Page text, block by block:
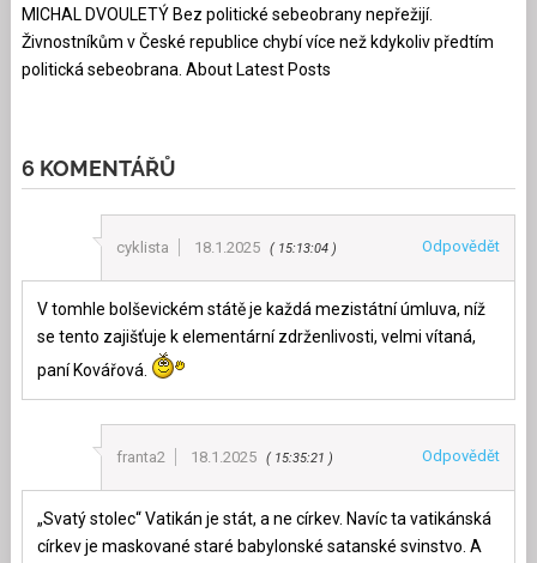
MICHAL DVOULETÝ Bez politické sebeobrany nepřežijí.
Živnostníkům v České republice chybí více než kdykoliv předtím
politická sebeobrana. About Latest Posts
6 KOMENTÁŘŮ
cyklista 18.1.2025 15:13:04 Odpovědět
V tomhle bolševickém státě je každá mezistátní úmluva, níž
se tento zajišťuje k elementární zdrženlivosti, velmi vítaná,
paní Kovářová.
franta2 18.1.2025 15:35:21 Odpovědět
„Svatý stolec“ Vatikán je stát, a ne církev. Navíc ta vatikánská
církev je maskované staré babylonské satanské svinstvo. A